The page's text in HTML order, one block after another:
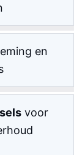
en
voor